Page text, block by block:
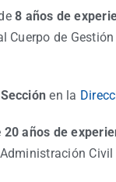
8 años de
Cuerpo de
en la
20 años de
Civil